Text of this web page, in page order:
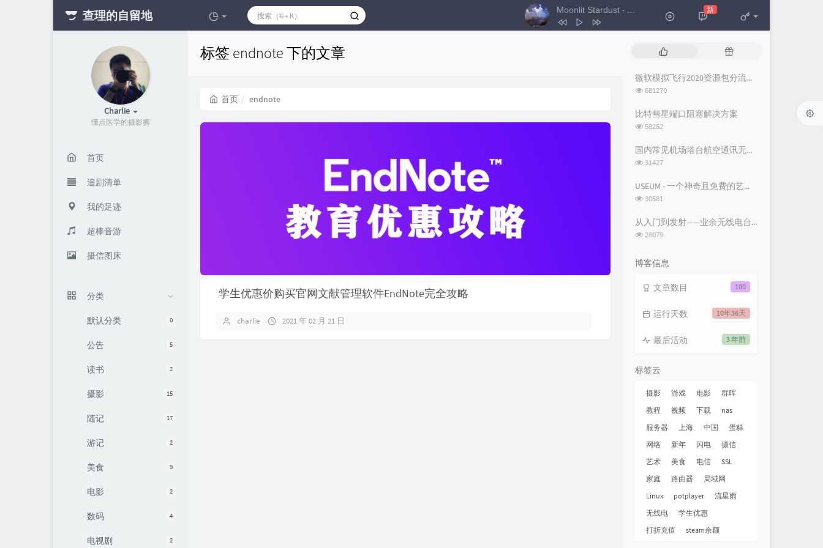
查理的自留地 Moonlit Stardust - 格里特 / THT
Secret Garden
Josh Vietti
周深
新
Charlie
懂点医学的摄影狮
首页
追剧清单
我的足迹
超棒音游
摄信图床
分类
0
默认分类
5
公告
2
读书
15
摄影
17
随记
2
游记
9
美食
2
电影
4
数码
2
电视剧
标签 endnote 下的文章
首页 endnote
学生优惠价购买官网文献管理软件EndNote完全攻略
charlie 2021 年 02 月 21 日
文
随
文 微软模拟飞行2020资源包分流下载
浏
次
数:
681270
比特彗星端口阻塞解决方案
浏
次
数:
58252
国内常见机场塔台航空通讯无线电频率
浏
次
31427
USEUM - 一个神奇且免费的艺术作品下载网站
浏
次
数:
30581
从入门到发射——业余无线电台操作证书与无线电台执照指南
浏
数:
28079
博客信息
100
文章数目
10年36天
运行天数
3 年前
最后活动
标签云
摄影 游戏 电影
群晖
教程
视频 下载
nas
服务器
上海 中国
蛋糕
网络
新年 闪电
摄信
艺术
美食 电信
SSL
家庭
路由器
局域网
Linux
potplayer
流星雨
无线电
学生优惠
打折充值
steam余额